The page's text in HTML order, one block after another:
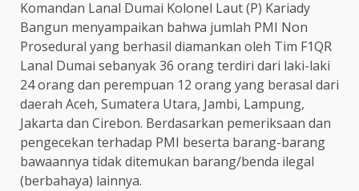
Komandan Lanal Dumai Kolonel Laut (P) Kariady
Bangun menyampaikan bahwa jumlah PMI Non
Prosedural yang berhasil diamankan oleh Tim F1QR
Lanal Dumai sebanyak 36 orang terdiri dari laki-laki
24 orang dan perempuan 12 orang yang berasal dari
daerah Aceh, Sumatera Utara, Jambi, Lampung,
Jakarta dan Cirebon. Berdasarkan pemeriksaan dan
pengecekan terhadap PMI beserta barang-barang
bawaannya tidak ditemukan barang/benda ilegal
(berbahaya) lainnya.